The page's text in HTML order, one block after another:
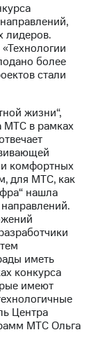
лидеров.
более
стали
жизни“,
МТС в рамках
и комфортных
для МТС, как
нашла
иметь
конкурса
имеют
Центра
МТС Ольга